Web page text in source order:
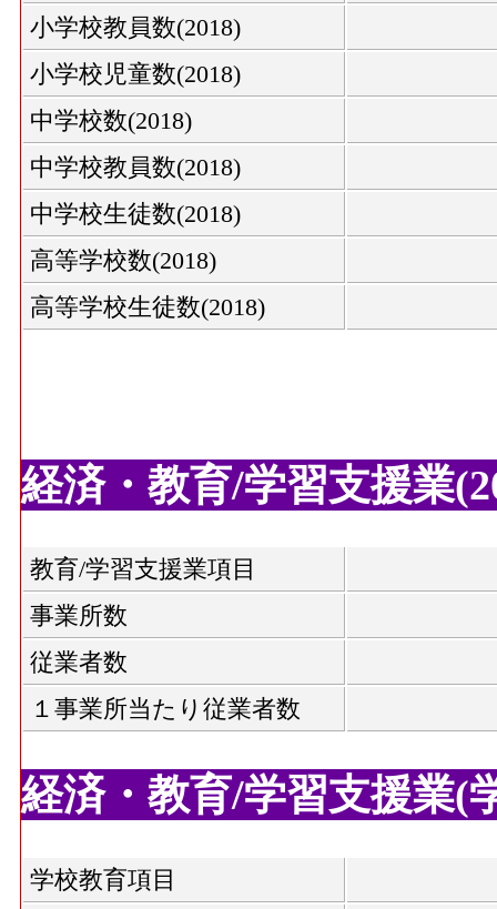
小学校教員数(2018)
小学校児童数(2018)
中学校数(2018)
中学校教員数(2018)
中学校生徒数(2018)
高等学校数(2018)
高等学校生徒数(2018)
経済・教育/学習支援業
教育/学習支援業項目
事業所数
従業者数
１事業所当たり従業者数
経済・教育/学習支援業(
学校教育項目